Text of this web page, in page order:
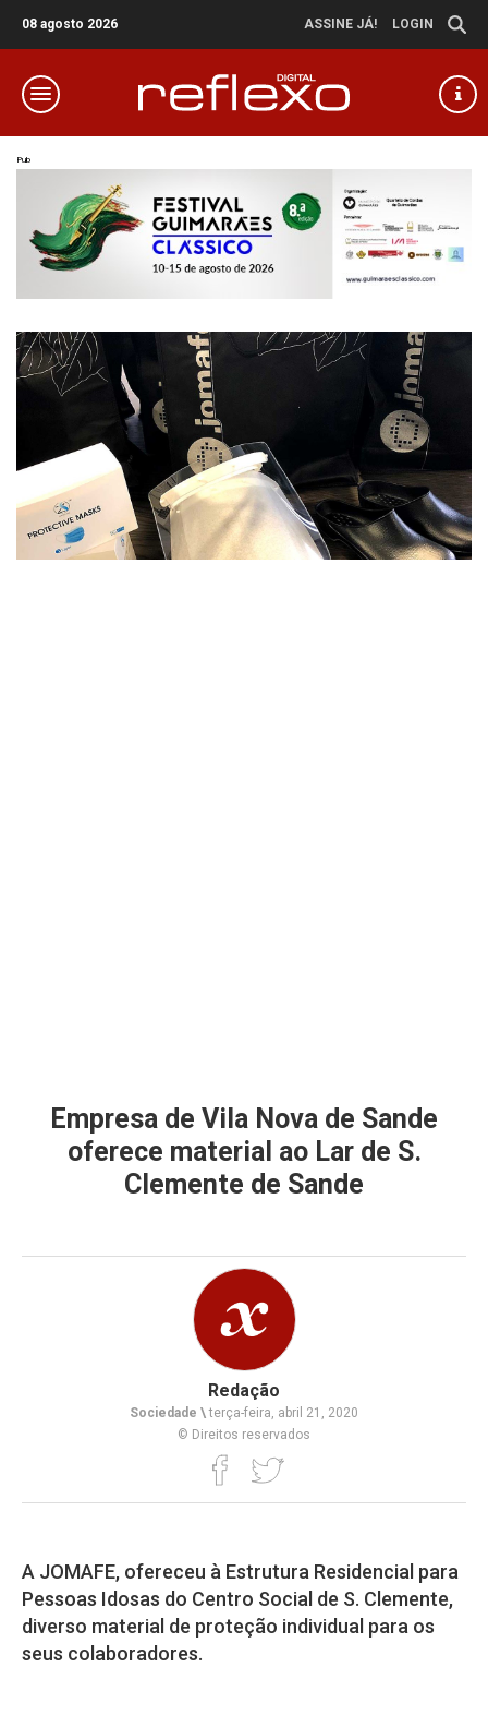
08 agosto 2026 ASSINE JÁ! LOGIN
Pub
Empresa de Vila Nova de Sande
oferece material ao Lar de S.
Clemente de Sande
Redação
Sociedade \terça-feira, abril 21, 2020
© Direitos reservados
A JOMAFE, ofereceu à Estrutura Residencial para
Pessoas Idosas do Centro Social de S. Clemente,
diverso material de proteção individual para os
seus colaboradores.